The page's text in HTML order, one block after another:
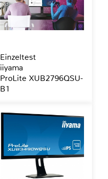
Einzeltest
iiyama
ProLite XUB2796QSU-
B1